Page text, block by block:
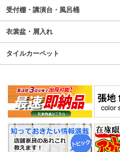
受付棚・講演台・風呂桶
衣裳盆・屑入れ
タイルカーペット